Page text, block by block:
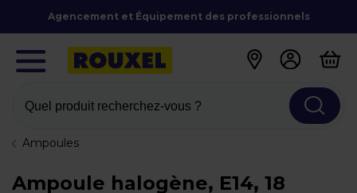
Agencement et Équipement des professionnels
Quel produit recherchez-vous ?
Ampoules
Ampoule halogène, E14, 18